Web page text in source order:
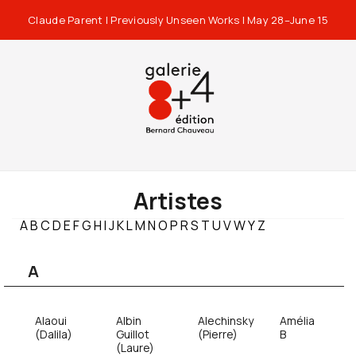
Claude Parent | Previously Unseen Works | May 28–June 15
Artistes
ABCDEFGHIJKLMNOPRS TUVWYZ
A
Alaoui
(Dalila)
Albin
Guillot
(Laure)
Alechinsky
(Pierre)
Amélia
B